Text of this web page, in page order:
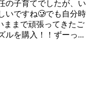
の子育てでしたが、い
いですね🥲でも自分時
まで頑張ってきたご
ルを購入！！ずーっ...